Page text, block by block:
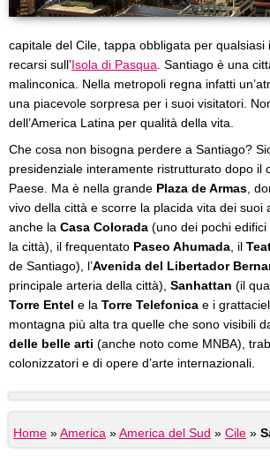
capitale del Cile, tappa obbligata per
recarsi sull’Isola di Pasqua . Santiago è una
malinconica. Nella metropoli regna infatti
una piacevole sorpresa per i suoi visitatori.
dell’America Latina per qualità della vita.
Che cosa non bisogna perdere a Santiago?
presidenziale interamente ristrutturato dopo il
Paese. Ma è nella grande Plaza de Armas ,
vivo della città e scorre la placida vita dei
anche la Casa Colorada (uno dei pochi
la città), il frequentato Paseo Ahumada , il
de Santiago), l’Avenida del Libertador
principale arteria della città), Sanhattan (il
Torre Entel e la Torre Telefonica e i
montagna più alta tra quelle che sono visibili
delle belle arti (anche noto come MNBA),
colonizzatori e di opere d’arte internazionali.
Home »America »America del Sud » Cile »